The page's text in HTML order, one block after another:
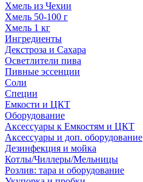
Хмель из Чехии
Хмель 50-100 г
Хмель 1 кг
Ингредиенты
Декстроза и Сахара
Осветлители пива
Пивные эссенции
Соли
Специи
Емкости и ЦКТ
Оборудование
Аксессуары к Емкостям и ЦКТ
Аксессуары и доп. оборудование
Дезинфекция и мойка
Котлы/Чиллеры/Мельницы
Розлив: тара и оборудование